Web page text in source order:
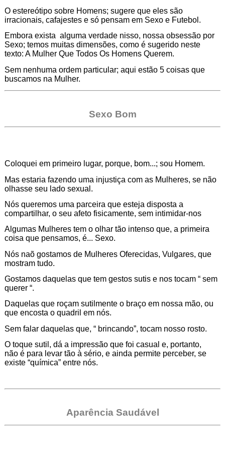
O estereótipo sobre Homens; sugere que eles são
irracionais, cafajestes e só pensam em Sexo e Futebol.
Embora exista alguma verdade nisso, nossa obsessão por
Sexo; temos muitas dimensões, como é sugerido neste
texto: A Mulher Que Todos Os Homens Querem.
Sem nenhuma ordem particular; aqui estão 5 coisas que
buscamos na Mulher.
Sexo Bom
Coloquei em primeiro lugar, porque, bom...; sou Homem.
Mas estaria fazendo uma injustiça com as Mulheres, se não
olhasse seu lado sexual.
Nós queremos uma parceira que esteja disposta a
compartilhar, o seu afeto fisicamente, sem intimidar-nos
Algumas Mulheres tem o olhar tão intenso que, a primeira
coisa que pensamos, é... Sexo.
Nós naõ gostamos de Mulheres Oferecidas, Vulgares, que
mostram tudo.
Gostamos daquelas que tem gestos sutis e nos tocam “ sem
querer “.
Daquelas que roçam sutilmente o braço em nossa mão, ou
que encosta o quadril em nós.
Sem falar daquelas que, “ brincando”, tocam nosso rosto.
O toque sutil, dá a impressão que foi casual e, portanto,
não é para levar tão à sério, e ainda permite perceber, se
existe “química” entre nós.
Aparência Saudável